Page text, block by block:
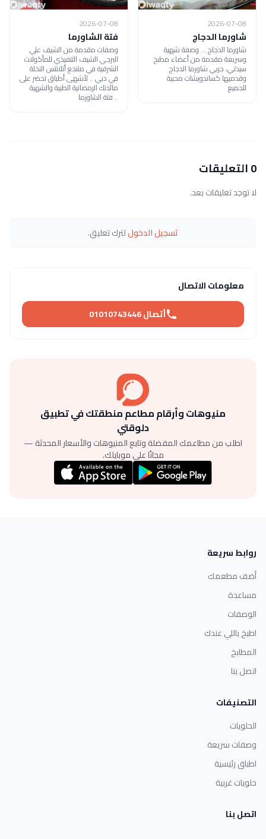
2026-07-08
شاورما الدجاج
شاورما الدجاج ... وصفة شهية
وسريعة مقدمة من أعضاء مطبخ
سيدتي، جربي شاورما الدجاج
وقدميها كساندويشات محببة
للجميع
2026-07-08
فتة الشاورما
وصفات مقدمة من الشيف علي
البرجي الشيف التنفيذي للمأكولات
الشرقية في منتجع أتلانتس النخلة
في دبي .. لأشهى أطباق تحضر على
مائدتك الرمضانية الطيبة والشهية
.. فتة الشاورما
0 التعليقات
لا توجد تعليقات بعد.
تسجيل الدخوللترك تعليق.
معلومات الاتصال
أتصال 01010743446
منيوهات وأرقام مطاعم منطقتك في تطبيق
دلوقتي
اطلب من مطاعمك المفضلة وتابع المنيوهات والأسعار المحدثة —
مجانًا على موبايلك.
روابط سريعة
أضف مطعمك
مساعدة
الوصفات
اطبخ باللي عندك
المطابخ
اتصل بنا
التصنيفات
الحلويات
وصفات سريعة
اطباق رئيسية
حلويات غربية
اتصل بنا